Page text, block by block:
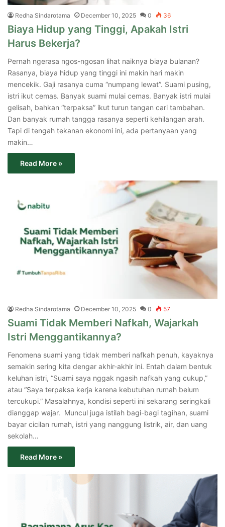
Redha Sindarotama December 10, 2025 0 36
Biaya Hidup yang Tinggi, Apakah Istri
Harus Bekerja?
Pernah ngerasa ngos-ngosan lihat naiknya biaya bulanan?
Rasanya, biaya hidup yang tinggi ini makin hari makin
mencekik. Gaji rasanya cuma “numpang lewat”. Suami pusing,
istri ikut cemas. Banyak suami mulai cemas. Banyak istri mulai
gelisah, bahkan “terpaksa” ikut turun tangan cari tambahan.
Dan banyak rumah tangga rasanya seperti kehilangan arah.
Tapi di tengah tekanan ekonomi ini, ada pertanyaan yang
makin…
Read More »
Redha Sindarotama December 10, 2025 0 57
Suami Tidak Memberi Nafkah, Wajarkah
Istri Menggantikannya?
Fenomena suami yang tidak memberi nafkah penuh, kayaknya
semakin sering kita dengar akhir-akhir ini. Entah dalam bentuk
keluhan istri, “Suami saya nggak ngasih nafkah yang cukup,”
atau “Saya terpaksa kerja karena kebutuhan rumah belum
tercukupi.” Masalahnya, kondisi seperti ini sekarang seringkali
dianggap wajar. Muncul juga istilah bagi-bagi tagihan, suami
bayar cicilan rumah, istri yang nanggung listrik, air, dan uang
sekolah…
Read More »